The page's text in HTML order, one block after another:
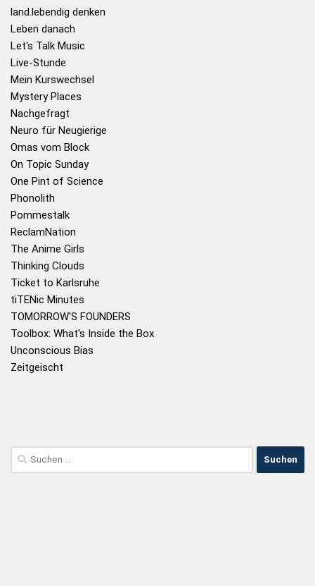
land.lebendig denken
Leben danach
Let's Talk Music
Live-Stunde
Mein Kurswechsel
Mystery Places
Nachgefragt
Neuro für Neugierige
Omas vom Block
On Topic Sunday
One Pint of Science
Phonolith
Pommestalk
ReclamNation
The Anime Girls
Thinking Clouds
Ticket to Karlsruhe
tiTENic Minutes
TOMORROW'S FOUNDERS
Toolbox: What's Inside the Box
Unconscious Bias
Zeitgeischt